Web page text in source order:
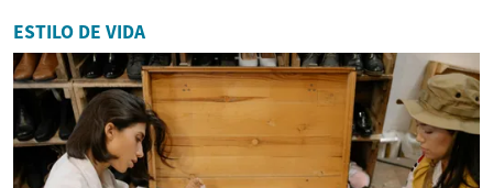
ESTILO DE VIDA